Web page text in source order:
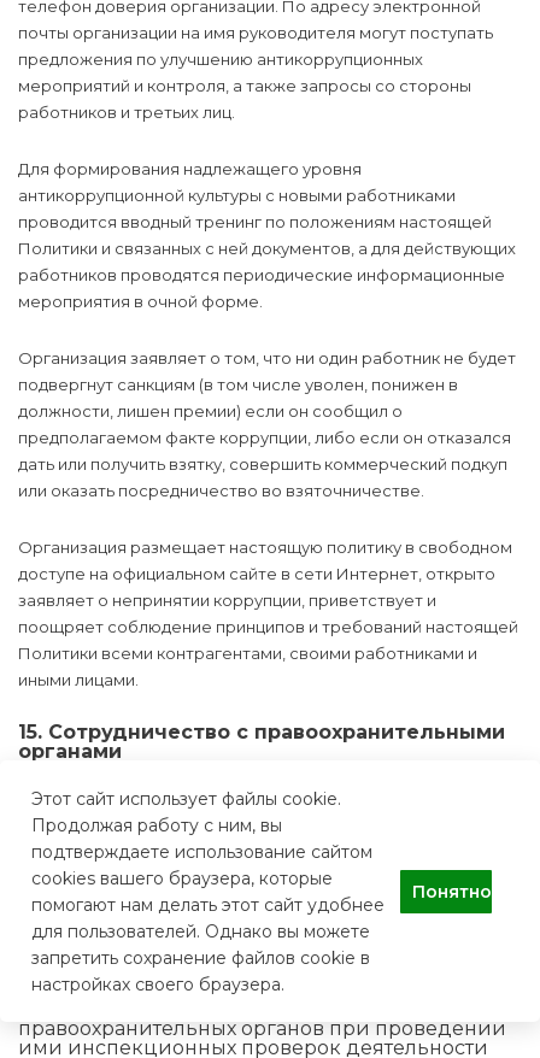
телефон доверия организации. По адресу электронной
почты организации на имя руководителя могут поступать
предложения по улучшению антикоррупционных
мероприятий и контроля, а также запросы со стороны
работников и третьих лиц.
Для формирования надлежащего уровня
антикоррупционной культуры с новыми работниками
проводится вводный тренинг по положениям настоящей
Политики и связанных с ней документов, а для действующих
работников проводятся периодические информационные
мероприятия в очной форме.
Организация заявляет о том, что ни один работник не будет
подвергнут санкциям (в том числе уволен, понижен в
должности, лишен премии) если он сообщил о
предполагаемом факте коррупции, либо если он отказался
дать или получить взятку, совершить коммерческий подкуп
или оказать посредничество во взяточничестве.
Организация размещает настоящую политику в свободном
доступе на официальном сайте в сети Интернет, открыто
заявляет о непринятии коррупции, приветствует и
поощряет соблюдение принципов и требований настоящей
Политики всеми контрагентами, своими работниками и
иными лицами.
15. Сотрудничество с правоохранительными
органами
является важным показателем действительной
приверженности организации декларируемым
антикоррупционным стандартам поведения.
Сотрудничество с правоохранительными органами
осуществляется в форме:
оказания содействия уполномоченным
правоохранительных органов при проведении
ими инспекционных проверок деятельности
Этот сайт использует файлы cookie.
Продолжая работу с ним, вы
подтверждаете использование сайтом
cookies вашего браузера, которые
помогают нам делать этот сайт удобнее
для пользователей. Однако вы можете
запретить сохранение файлов cookie в
настройках своего браузера.
Понятно